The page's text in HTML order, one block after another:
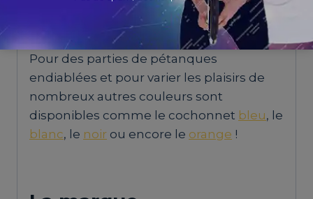
Son diamètre est de 30 millimètres et son
poids est de 15 grammes.
Pour des parties de pétanques
endiablées et pour varier les plaisirs de
nombreux autres couleurs sont
disponibles comme le cochonnet bleu, le
blanc, le noir ou encore le orange !